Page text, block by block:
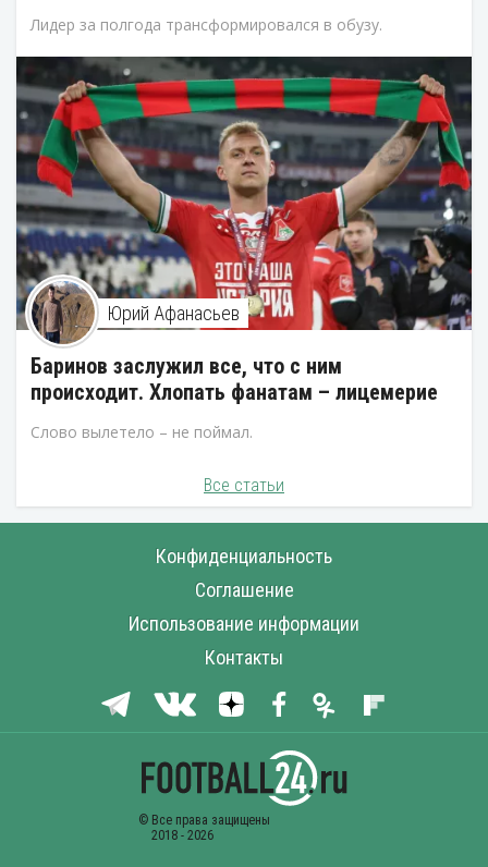
Лидер за полгода трансформировался в обузу.
Юрий Афанасьев
Баринов заслужил все, что с ним
происходит. Хлопать фанатам – лицемерие
Слово вылетело – не поймал.
Все статьи
Конфиденциальность
Соглашение
Использование информации
Контакты